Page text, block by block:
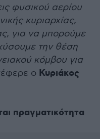
φυσικού αερίου
κυριαρχίας,
για να μπορούμε
την θέση
κόμβου για
ο Κυριάκος
πραγματικότητα